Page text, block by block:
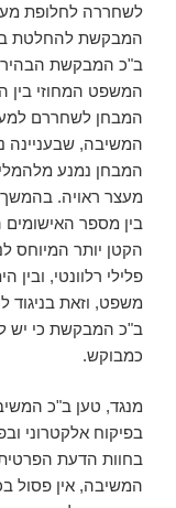
לשחררה לחלופת
ב"כ המבקשת
המשפט המחוזי בין
המבחן לשחררם
המשיבה, שבעניינה
המבחן נמנע
מעצר ראויה.
בין מספר
הקטן יותר המיוחס
פלילי רלוונטי,
משפט, וזאת בניגוד
ב"כ המבקשת כי יש
כמבוקש.
מנגד, טען ב"כ
בפיקוח אלקטרוני
בחוות הדעת
המשיבה, אין פסול